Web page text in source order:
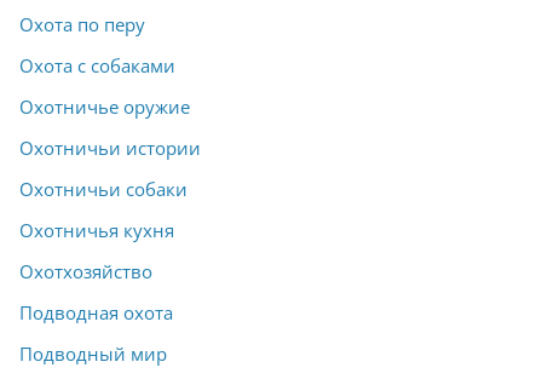
Охота по перу
Охота с собаками
Охотничье оружие
Охотничьи истории
Охотничьи собаки
Охотничья кухня
Охотхозяйство
Подводная охота
Подводный мир